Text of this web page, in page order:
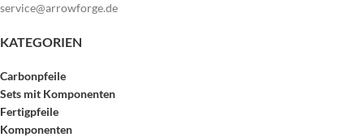
service@arrowforge.de
KATEGORIEN
Carbonpfeile
Sets mit Komponenten
Fertigpfeile
Komponenten